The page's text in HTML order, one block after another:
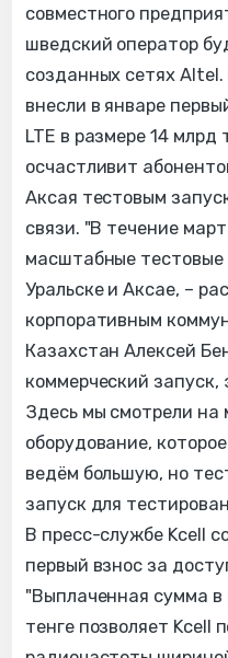
совместного
шведский оператор
созданных сетях
внесли в январе
LTE в размере 14 млрд
осчастливит
Аксая тестовым
связи. "В течение
масштабные тестовые
Уральске и Аксае, –
корпоративным
Казахстан Алексей
коммерческий запуск,
Здесь мы смотрели на
оборудование,
ведём большую, но
запуск для
В пресс-службе Kcell
первый взнос за
"Выплаченная сумма в
тенге позволяет Kcell